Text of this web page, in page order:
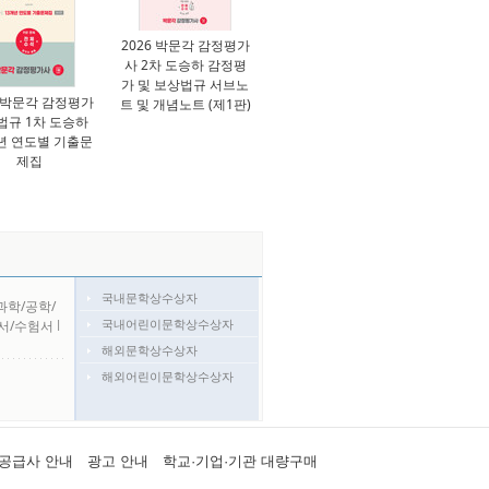
문각 감정평가
규 1차 도승하
연도별 기출문
제집
2026 박문각 감정평가
사 2차 도승하 감정평
가 및 보상법규 서브노
트 및 개념노트 (제1판)
학/공학/
/수험서 l
국내문학상수상자
국내어린이문학상수상자
해외문학상수상자
해외어린이문학상수상자
급사 안내 광고 안내 학교·기업·기관 대량구매